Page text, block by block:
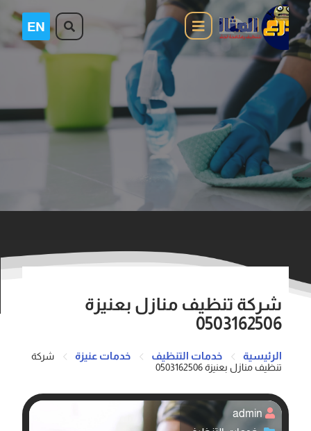
شركة تنظيف منازل بعنيزة
0503162506
الرئيسية خدمات التنظيف خدمات عنيزة
شركة
تنظيف منازل بعنيزة 0503162506
admin